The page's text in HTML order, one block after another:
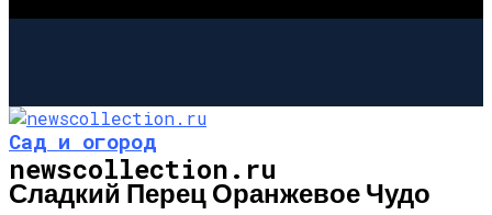
newscollection.ru
Сад и огород
Сладкий Перец Оранжевое Чудо